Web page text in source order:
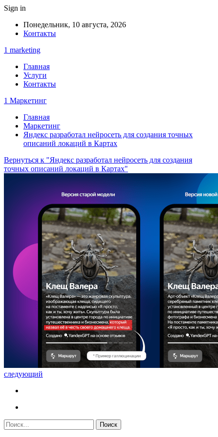
Sign in
Понедельник, 10 августа, 2026
Контакты
1 marketing
Главная
Услуги
Контакты
1 Маркетинг
Главная
Маркетинг
Яндекс разработал нейросеть для создания точных
описаний локаций в Картах
Вернуться к "Яндекс разработал нейросеть для создания
точных описаний локаций в Картах"
следующий